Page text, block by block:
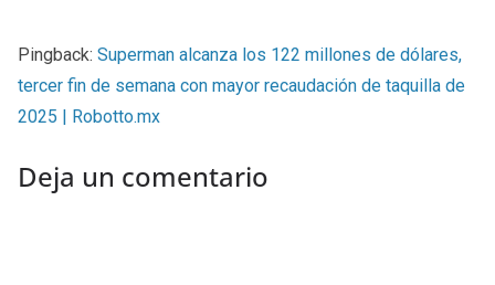
Pingback: Superman alcanza los 122 millones de dólares,
tercer fin de semana con mayor recaudación de taquilla de
2025 | Robotto.mx
Deja un comentario